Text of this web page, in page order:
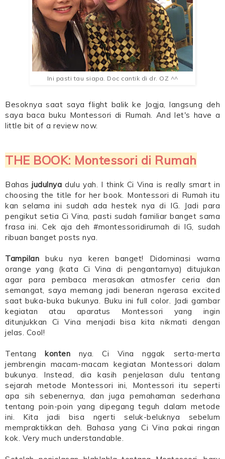
Ini pasti tau siapa. Doc cantik di dr. OZ ^^
Besoknya saat saya flight balik ke Jogja, langsung deh
saya baca buku Montessori di Rumah. And let's have a
little bit of a review now.
THE BOOK: Montessori di Rumah
Bahasjudulnya dulu yah. I think Ci Vina is really smart in
choosing the title for her book. Montessori di Rumah itu
kan selama ini sudah ada hestek nya di IG. Jadi para
pengikut setia Ci Vina, pasti sudah familiar banget sama
frasa ini. Cek aja deh #montessoridirumah di IG, sudah
ribuan banget posts nya.
Tampilan buku nya keren banget! Didominasi warna
orange yang (kata Ci Vina di pengantarnya) ditujukan
agar para pembaca merasakan atmosfer ceria dan
semangat, saya memang jadi beneran ngerasa excited
saat buka-buka bukunya. Buku ini full color. Jadi gambar
kegiatan atau aparatus Montessori yang ingin
ditunjukkan Ci Vina menjadi bisa kita nikmati dengan
jelas. Cool!
Tentang konten nya. Ci Vina nggak serta-merta
jembrengin macam-macam kegiatan Montessori dalam
bukunya. Instead, dia kasih penjelasan dulu tentang
sejarah metode Montessori ini, Montessori itu seperti
apa sih sebenernya, dan juga pemahaman sederhana
tentang poin-poin yang dipegang teguh dalam metode
ini. Kita jadi bisa ngerti seluk-beluknya sebelum
mempraktikkan deh. Bahasa yang Ci Vina pakai ringan
kok. Very much understandable.